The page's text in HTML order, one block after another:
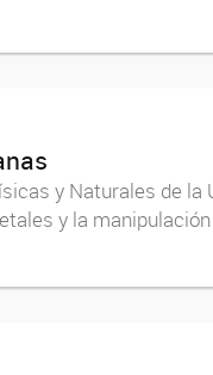
y Naturales de
y la